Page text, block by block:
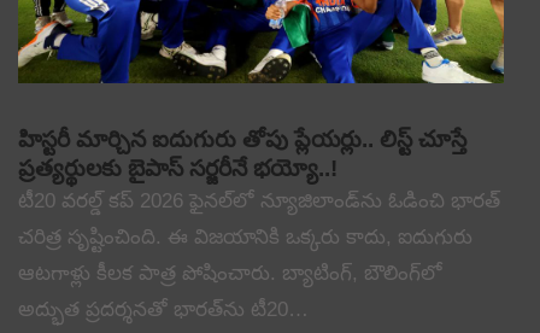
హిస్టరీ మార్చిన ఐదుగురు తోపు ప్లేయర్లు.. లిస్ట్ చూస్తే
ప్రత్యర్థులకు బైపాస్ సర్జరీనే భయ్యో..!
టీ20 వరల్డ్ కప్ 2026 ఫైనల్‌లో న్యూజిలాండ్‌ను ఓడించి భారత్
చరిత్ర సృష్టించింది. ఈ విజయానికి ఒక్కరు కాదు, ఐదుగురు
ఆటగాళ్లు కీలక పాత్ర పోషించారు. బ్యాటింగ్, బౌలింగ్‌లో
అద్భుత ప్రదర్శనతో భారత్‌ను టీ20…